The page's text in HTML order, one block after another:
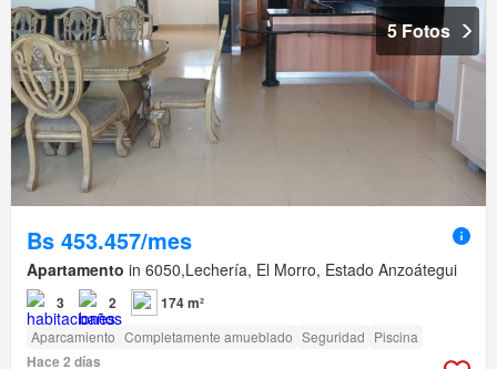
5 Fotos
Bs 453.457/mes
Apartamento in 6050,Lechería, El Morro, Estado Anzoátegui
3 2 174 m²
Aparcamiento Completamente amueblado Seguridad Piscina
Hace 2 días